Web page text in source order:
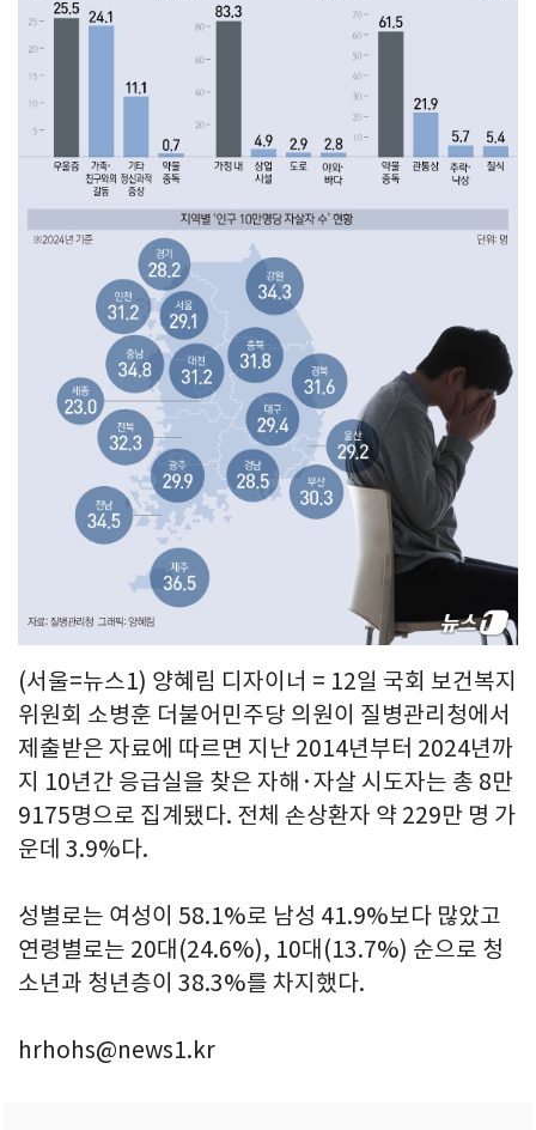
(서울=뉴스1) 양혜림 디자이너 = 12일 국회 보건복지
위원회 소병훈 더불어민주당 의원이 질병관리청에서
제출받은 자료에 따르면 지난 2014년부터 2024년까
지 10년간 응급실을 찾은 자해·자살 시도자는 총 8만
9175명으로 집계됐다. 전체 손상환자 약 229만 명 가
운데 3.9%다.
성별로는 여성이 58.1%로 남성 41.9%보다 많았고
연령별로는 20대(24.6%), 10대(13.7%) 순으로 청
소년과 청년층이 38.3%를 차지했다.
hrhohs@news1.kr